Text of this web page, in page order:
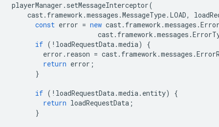
playerManager . setMessageInterceptor(
cast. framework .messages .MessageType. LOAD,
const error = new cast. framework .messages .
cast. framework .messages .
if ( ! loadRequestData.media)
{
error . reason = cast. framework .messages .
return error ;
}
if ( ! loadRequestData.media. entity)
{
return loadRequestData ;
}